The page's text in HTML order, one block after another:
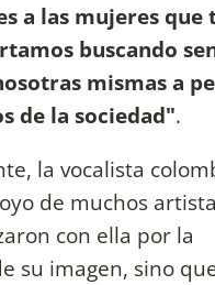
a las mujeres que
buscando
mismas a
de la sociedad".
la vocalista
de muchos
con ella por la
su imagen, sino